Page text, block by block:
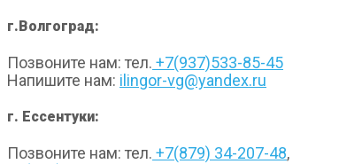
г.Волгоград:
Позвоните нам: тел. +7(937)533-85-45
Напишите нам: ilingor-vg@yandex.ru
г. Ессентуки:
Позвоните нам: тел. +7(879) 34-207-48,